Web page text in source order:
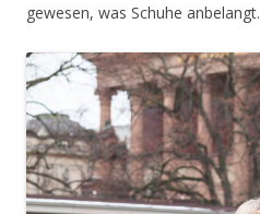
gewesen, was Schuhe anbelangt.